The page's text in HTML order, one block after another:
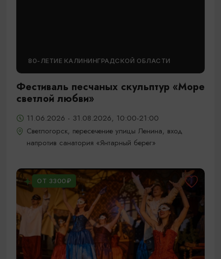
80-ЛЕТИЕ КАЛИНИНГРАДСКОЙ ОБЛАСТИ
Фестиваль песчаных скульптур «Море
светлой любви»
11.06.2026 - 31.08.2026, 10:00-21:00
Светлогорск, пересечение улицы Ленина, вход
напротив санатория «Янтарный берег»
ОТ 3300₽